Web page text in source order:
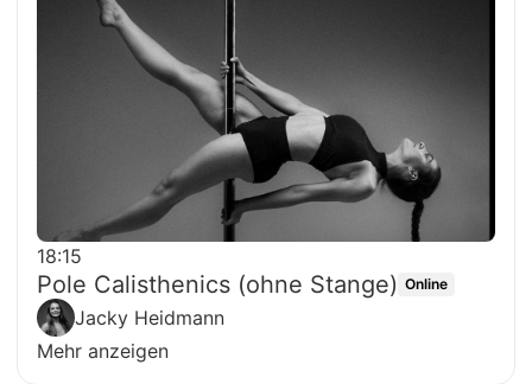
18:15
Pole Calisthenics (ohne Stange) Online
Jacky Heidmann
Mehr anzeigen